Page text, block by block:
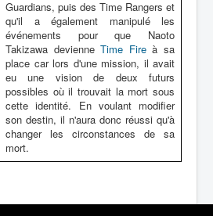
Guardians, puis des Time Rangers et
qu'il a également manipulé les
événements pour que Naoto
Takizawa devienneTime Fireà sa
place car lors d'une mission, il avait
eu une vision de deux futurs
possibles où il trouvait la mort sous
cette identité. En voulant modifier
son destin, il n'aura donc réussi qu'à
changer les circonstances de sa
mort.